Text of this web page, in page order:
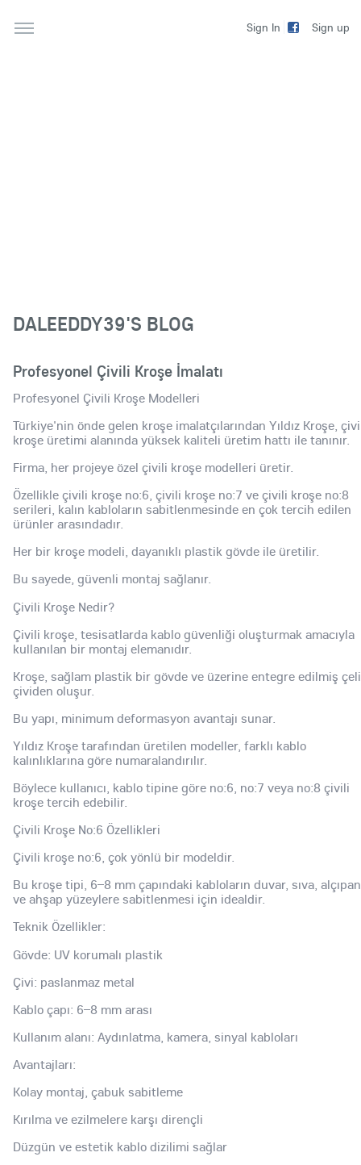
Sign In Sign up
DALEEDDY39'S BLOG
Profesyonel Çivili Kroşe İmalatı
Profesyonel Çivili Kroşe Modelleri
Türkiye'nin önde gelen kroşe imalatçılarından Yıldız Kroşe,
kroşe üretimi alanında yüksek kaliteli üretim hattı ile tanınır.
Firma, her projeye özel çivili kroşe modelleri üretir.
Özellikle çivili kroşe no:6, çivili kroşe no:7 ve çivili kroşe no:8
serileri, kalın kabloların sabitlenmesinde en çok tercih edilen
ürünler arasındadır.
Her bir kroşe modeli, dayanıklı plastik gövde ile üretilir.
Bu sayede, güvenli montaj sağlanır.
Çivili Kroşe Nedir?
Çivili kroşe, tesisatlarda kablo güvenliği oluşturmak amacıyla
kullanılan bir montaj elemanıdır.
Kroşe, sağlam plastik bir gövde ve üzerine entegre edilmiş
çividen oluşur.
Bu yapı, minimum deformasyon avantajı sunar.
Yıldız Kroşe tarafından üretilen modeller, farklı kablo
kalınlıklarına göre numaralandırılır.
Böylece kullanıcı, kablo tipine göre no:6, no:7 veya no:8 çivili
kroşe tercih edebilir.
Çivili Kroşe No:6 Özellikleri
Çivili kroşe no:6, çok yönlü bir modeldir.
Bu kroşe tipi, 6–8 mm çapındaki kabloların duvar, sıva, alçıpan
ve ahşap yüzeylere sabitlenmesi için idealdir.
Teknik Özellikler:
Gövde: UV korumalı plastik
Çivi: paslanmaz metal
Kablo çapı: 6–8 mm arası
Kullanım alanı: Aydınlatma, kamera, sinyal kabloları
Avantajları:
Kolay montaj, çabuk sabitleme
Kırılma ve ezilmelere karşı dirençli
Düzgün ve estetik kablo dizilimi sağlar